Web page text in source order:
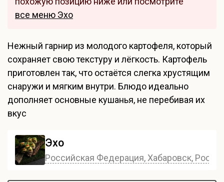
все меню Эхо
Нежный гарнир из молодого картофеля, который
сохраняет свою текстуру и лёгкость. Картофель
приготовлен так, что остаётся слегка хрустящим
снаружи и мягким внутри. Блюдо идеально
дополняет основные кушанья, не перебивая их
вкус
Эхо
Российская Федерация, Хабаровск,